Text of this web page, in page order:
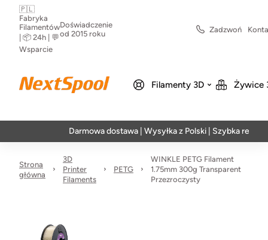
🇵🇱
Fabryka
Filamentów
| 📦 24h | 💬
Wsparcie
Doświadczenie
od 2015 roku
Zadzwoń
Filamenty 3D Żywice
Darmowa dostawa | Wysyłka z Polski | Szybka realizacja w
Strona
główna
3D
Printer
Filaments
PETG
WINKLE PETG Filament
1.75mm 300g Transparent
Przezroczysty